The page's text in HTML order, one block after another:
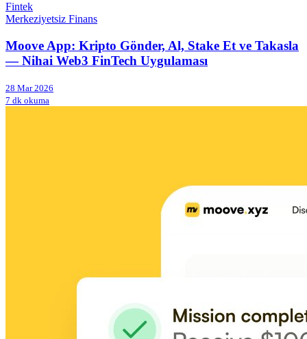
Fintek
Merkeziyetsiz Finans
Moove App: Kripto Gönder, Al, Stake Et ve Takasla
— Nihai Web3 FinTech Uygulaması
28 Mar 2026
7 dk okuma